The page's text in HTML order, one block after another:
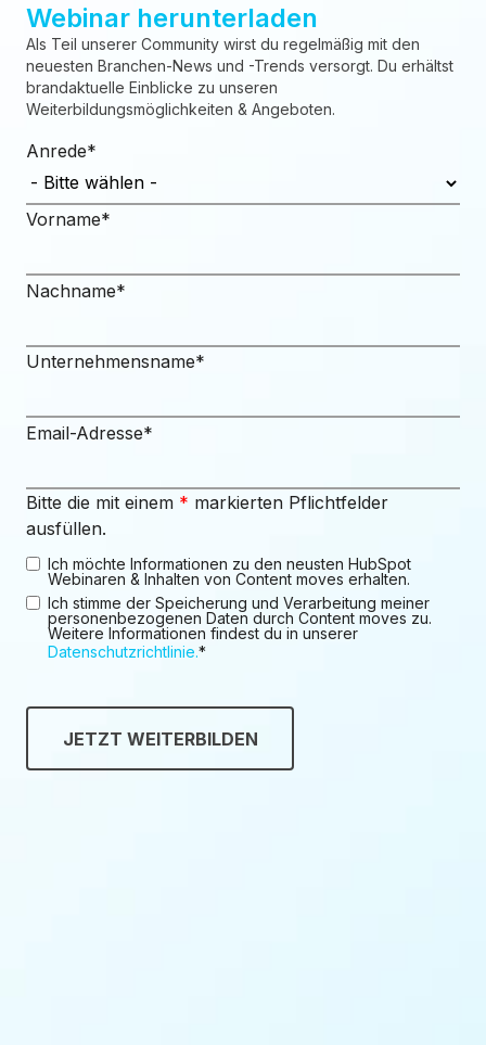
Webinar herunterladen
Als Teil unserer Community wirst du regelmäßig mit den
neuesten Branchen-News und -Trends versorgt. Du erhältst
brandaktuelle Einblicke zu unseren
Weiterbildungsmöglichkeiten & Angeboten.
Anrede*
Vorname*
Nachname*
Unternehmensname*
Email-Adresse*
Bitte die mit einem * markierten Pflichtfelder
ausfüllen.
Ich möchte Informationen zu den neusten HubSpot
Webinaren & Inhalten von Content moves erhalten.
Ich stimme der Speicherung und Verarbeitung meiner
personenbezogenen Daten durch Content moves zu.
Weitere Informationen findest du in unserer
Datenschutzrichtlinie.*